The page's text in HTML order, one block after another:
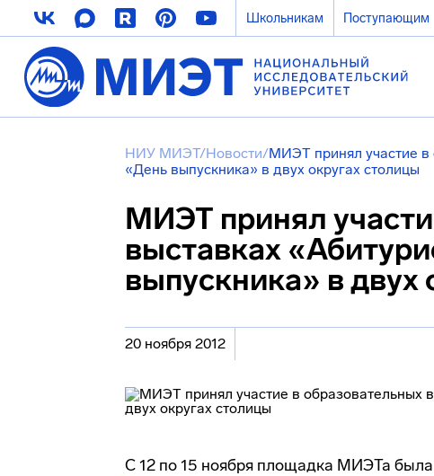
Школьникам Поступающим
НИУ МИЭТ/Новости/МИЭТ принял участие в
«День выпускника» в двух округах столицы
МИЭТ принял
выставках
выпускника» в двух
20 ноября 2012
С 12 по 15 ноября площадка МИЭТа была